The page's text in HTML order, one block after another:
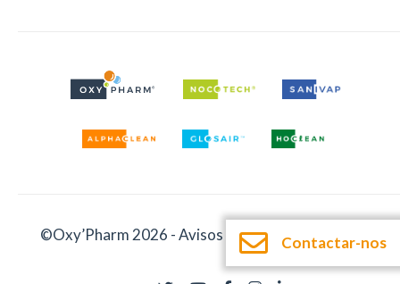
©Oxy’Pharm 2026 -Avisos legais- Documentação
Contactar-nos